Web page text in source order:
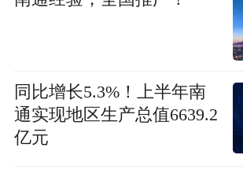
同比增长5.3%！上半年南
通实现地区生产总值6639.2
亿元